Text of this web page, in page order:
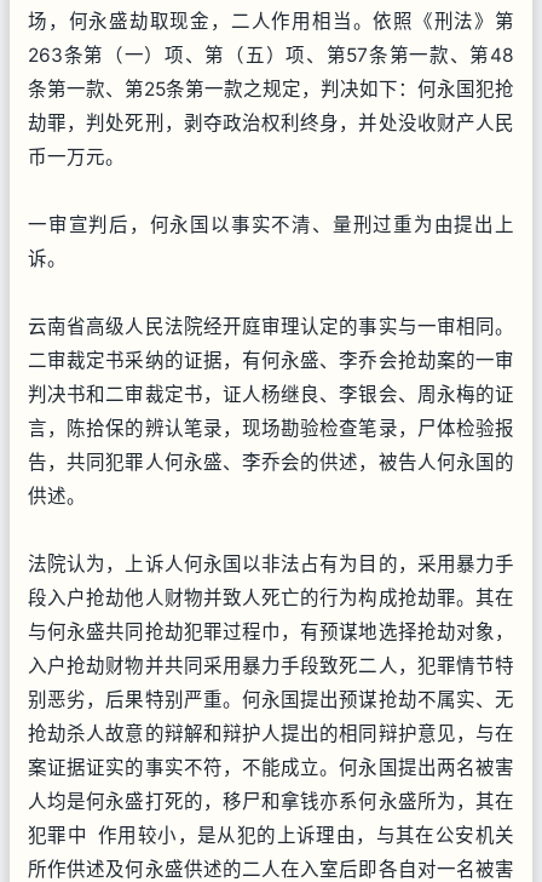
场，何永盛劫取现金，二人作用相当。依照《刑法》第
263条第（一）项、第（五）项、第57条第一款、第48
条第一款、第25条第一款之规定，判决如下：何永国犯抢
劫罪，判处死刑，剥夺政治权利终身，并处没收财产人民
币一万元。
一审宣判后，何永国以事实不清、量刑过重为由提出上
诉。
云南省高级人民法院经开庭审理认定的事实与一审相同。
二审裁定书采纳的证据，有何永盛、李乔会抢劫案的一审
判决书和二审裁定书，证人杨继良、李银会、周永梅的证
言，陈拾保的辨认笔录，现场勘验检查笔录，尸体检验报
告，共同犯罪人何永盛、李乔会的供述，被告人何永国的
供述。
法院认为，上诉人何永国以非法占有为目的，采用暴力手
段入户抢劫他人财物并致人死亡的行为构成抢劫罪。其在
与何永盛共同抢劫犯罪过程巾，有预谋地选择抢劫对象，
入户抢劫财物并共同采用暴力手段致死二人，犯罪情节特
别恶劣，后果特别严重。何永国提出预谋抢劫不属实、无
抢劫杀人故意的辩解和辩护人提出的相同辩护意见，与在
案证据证实的事实不符，不能成立。何永国提出两名被害
人均是何永盛打死的，移尸和拿钱亦系何永盛所为，其在
犯罪中 作用较小，是从犯的上诉理由，与其在公安机关
所作供述及何永盛供述的二人在入室后即各自对一名被害